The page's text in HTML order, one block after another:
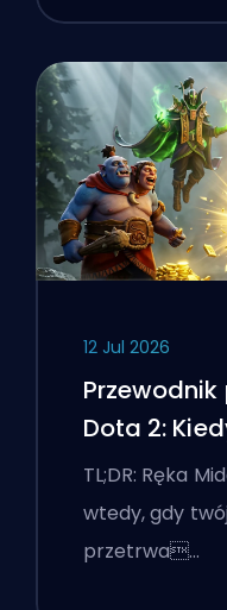
12 Jul 2026
Dota 2:
TL;DR: Ręka
wtedy, gdy
przetrwa…